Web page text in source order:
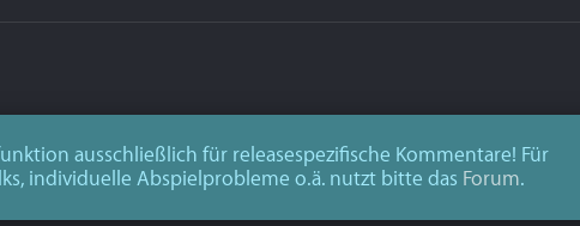
ausschließlich für releasespezifische Kommentare! Für
individuelle Abspielprobleme o.ä. nutzt bitte das Forum.